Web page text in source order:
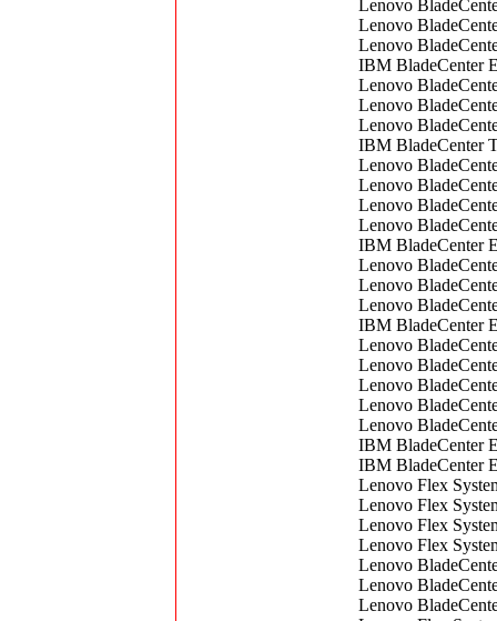
Lenovo
Lenovo
Lenovo
IBM BladeCenter
Lenovo
Lenovo
Lenovo
IBM BladeCenter
Lenovo
Lenovo
Lenovo
Lenovo
IBM BladeCenter
Lenovo
Lenovo
Lenovo
IBM BladeCenter
Lenovo
Lenovo
Lenovo
Lenovo
Lenovo
IBM BladeCenter
IBM BladeCenter
Lenovo Flex
Lenovo Flex
Lenovo Flex
Lenovo Flex
Lenovo
Lenovo
Lenovo